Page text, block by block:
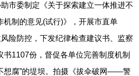
助市委制定《关于探索建立一体推进不
机制的意见(试行)》，开展市直单
风险防控，下发纪律检查建议书、监察
书1107份，督促各单位完善制度机制
想腐”的堤坝。拍摄《拔伞破网——警